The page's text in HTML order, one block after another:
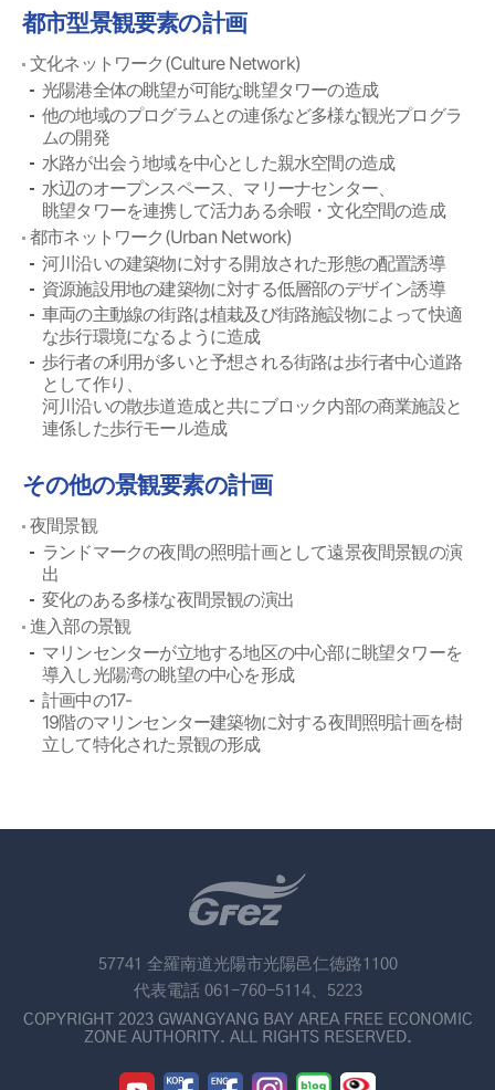
都市型景観要素の計画
文化ネットワーク(Culture Network)
光陽港全体の眺望が可能な眺望タワーの造成
他の地域のプログラムとの連係など多様な観光プログラ
ムの開発
水路が出会う地域を中心とした親水空間の造成
水辺のオープンスペース、マリーナセンター、
眺望タワーを連携して活力ある余暇・文化空間の造成
都市ネットワーク(Urban Network)
河川沿いの建築物に対する開放された形態の配置誘導
資源施設用地の建築物に対する低層部のデザイン誘導
車両の主動線の街路は植栽及び街路施設物によって快適
な歩行環境になるように造成
歩行者の利用が多いと予想される街路は歩行者中心道路
として作り、
河川沿いの散歩道造成と共にブロック内部の商業施設と
連係した歩行モール造成
その他の景観要素の計画
夜間景観
ランドマークの夜間の照明計画として遠景夜間景観の演
出
変化のある多様な夜間景観の演出
進入部の景観
マリンセンターが立地する地区の中心部に眺望タワーを
導入し光陽湾の眺望の中心を形成
計画中の17-
19階のマリンセンター建築物に対する夜間照明計画を樹
立して特化された景観の形成
57741 全羅南道光陽市光陽邑仁徳路1100
代表電話 061-760-5114、5223
COPYRIGHT 2023 GWANGYANG BAY AREA FREE ECONOMIC
ZONE AUTHORITY. ALL RIGHTS RESERVED.